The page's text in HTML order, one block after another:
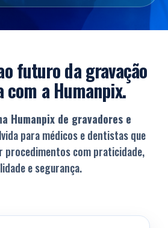
futuro da gravação
a Humanpix.
Humanpix de gravadores e
para médicos e dentistas que
com praticidade,
e segurança.